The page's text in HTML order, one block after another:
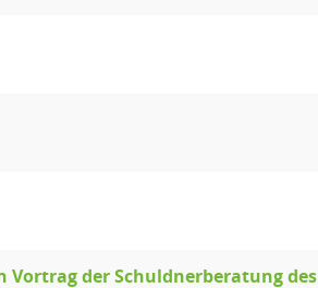
Vortrag der Schuldnerberatung des